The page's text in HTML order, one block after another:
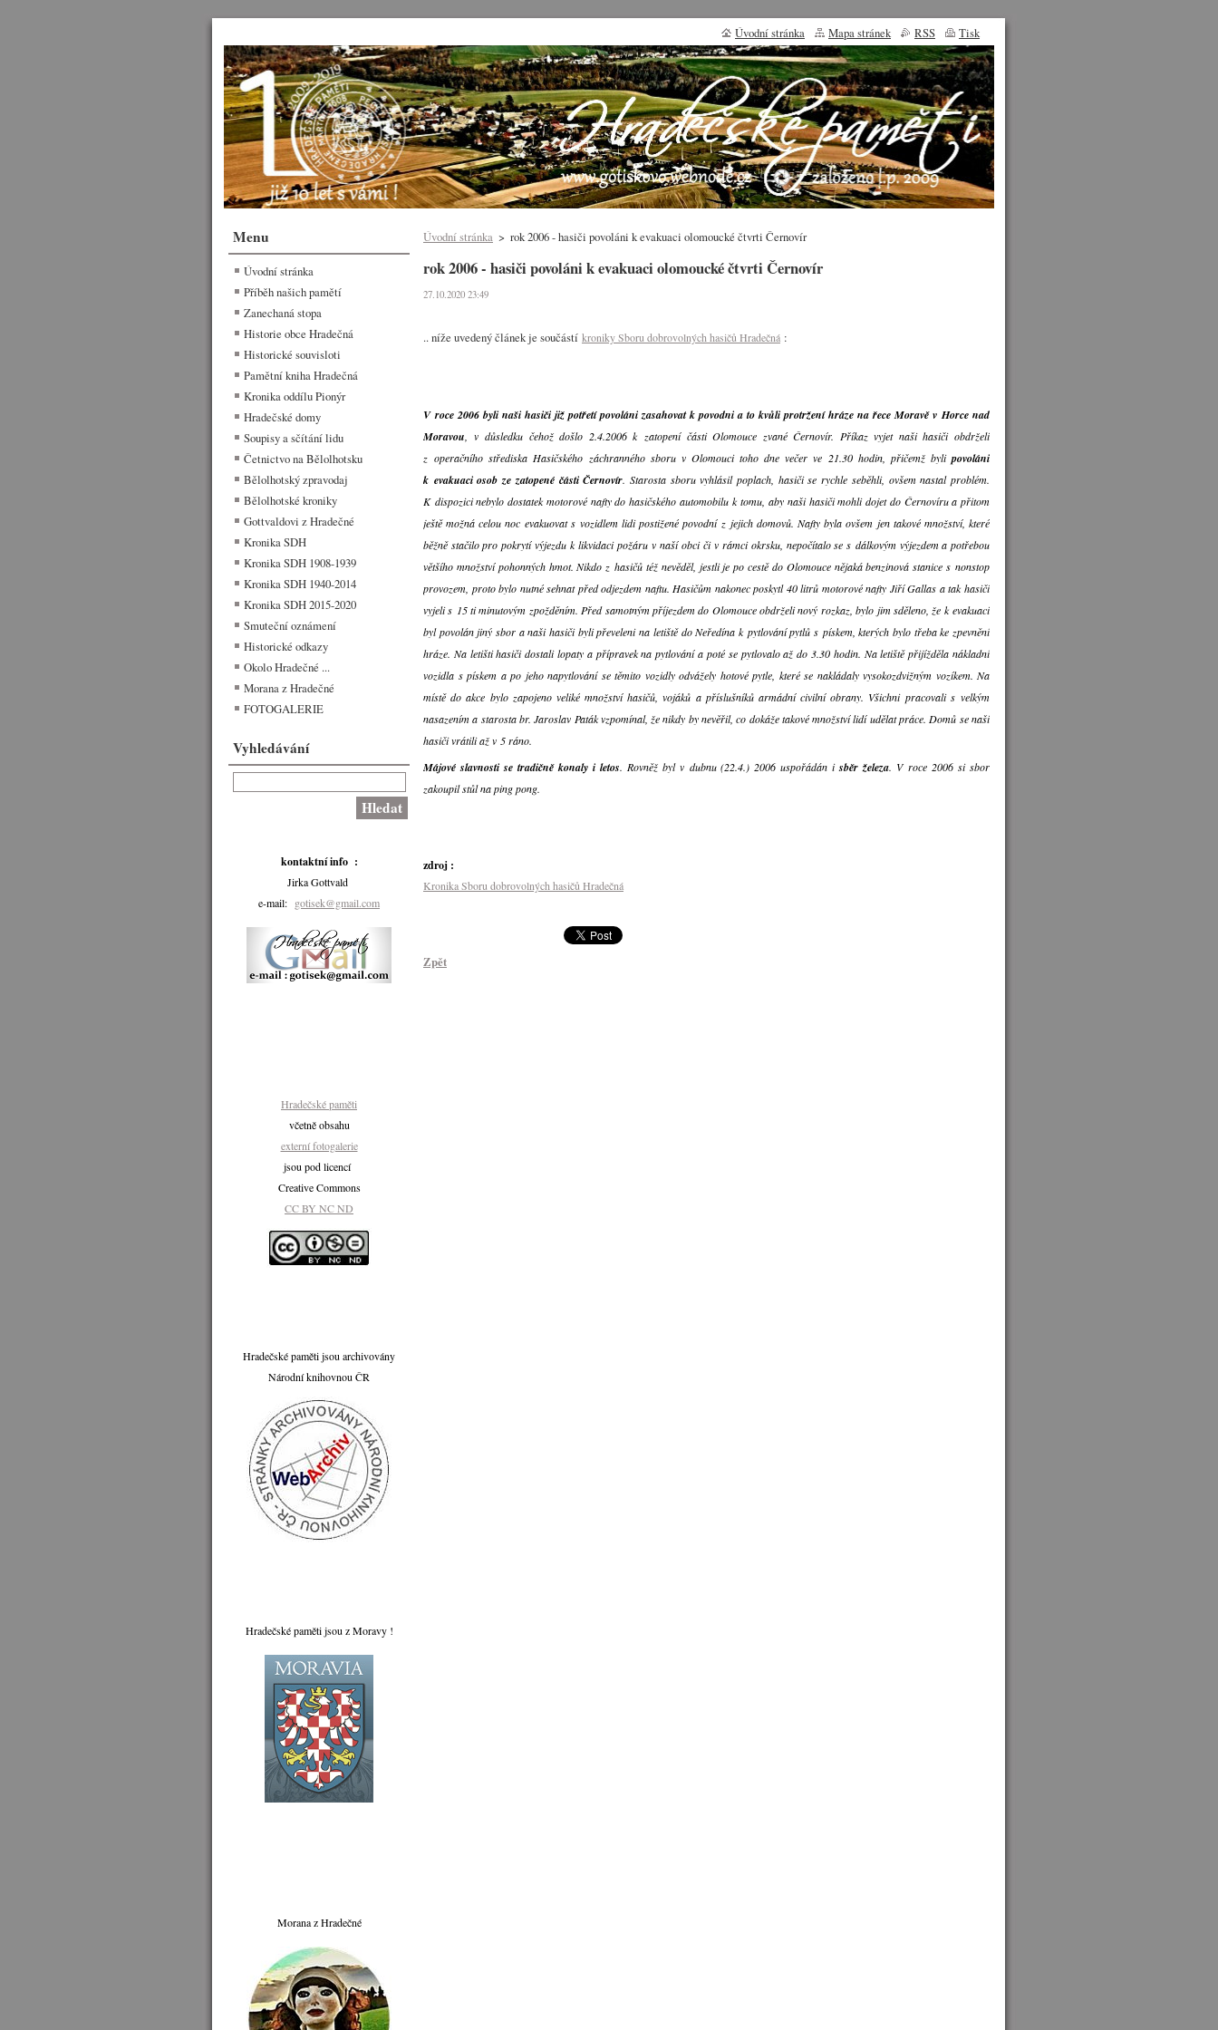
Úvodní stránka > rok 2006 - hasiči povoláni k evakuaci olomoucké čtvrti Černovír
rok 2006 - hasiči povoláni k evakuaci olomoucké čtvrti Černovír
27.10.2020 23:49
.. níže uvedený článek je součástí kroniky Sboru dobrovolných hasičů Hradečná :
V roce 2006 byli naši hasiči již potřetí povoláni zasahovat k povodni a to kvůli protržení hráze na řece Moravě v Horce nad
Moravou , v důsledku čehož došlo 2.4.2006 k zatopení části Olomouce zvané Černovír. Příkaz vyjet naši hasiči obdrželi
z operačního střediska Hasičského záchranného sboru v Olomouci toho dne večer ve 21.30 hodin, přičemž byli povoláni
k evakuaci osob ze zatopené části Černovír. Starosta sboru vyhlásil poplach, hasiči se rychle seběhli, ovšem nastal problém.
K dispozici nebylo dostatek motorové nafty do hasičského automobilu k tomu, aby naši hasiči mohli dojet do Černovíru a přitom
ještě možná celou noc evakuovat s vozidlem lidi postižené povodní z jejich domovů. Nafty byla ovšem jen takové množství, které
běžně stačilo pro pokrytí výjezdu k likvidaci požáru v naší obci či v rámci okrsku, nepočítalo se s dálkovým výjezdem a potřebou
většího množství pohonných hmot. Nikdo z hasičů též nevěděl, jestli je po cestě do Olomouce nějaká benzinová stanice s nonstop
provozem, proto bylo nutné sehnat před odjezdem naftu. Hasičům nakonec poskytl 40 litrů motorové nafty Jiří Gallas a tak hasiči
vyjeli s 15 ti minutovým zpožděním. Před samotným příjezdem do Olomouce obdrželi nový rozkaz, bylo jim sděleno, že k evakuaci
byl povolán jiný sbor a naši hasiči byli převeleni na letiště do Neředína k pytlování pytlů s pískem, kterých bylo třeba ke zpevnění
hráze. Na letišti hasiči dostali lopaty a přípravek na pytlování a poté se pytlovalo až do 3.30 hodin. Na letiště přijížděla nákladní
vozidla s pískem a po jeho napytlování se těmito vozidly odvážely hotové pytle, které se nakládaly vysokozdvižným vozíkem. Na
místě do akce bylo zapojeno veliké množství hasičů, vojáků a příslušníků armádní civilní obrany. Všichni pracovali s velkým
nasazením a starosta br. Jaroslav Paták vzpomínal, že nikdy by nevěřil, co dokáže takové množství lidí udělat práce. Domů se naši
hasiči vrátili až v 5 ráno.
Májové slavnosti se tradičně konaly i letos. Rovněž byl v dubnu (22.4.) 2006 uspořádán isběr železa. V roce 2006 si sbor
zakoupil stůl na ping pong.
zdroj :
Kronika Sboru dobrovolných hasičů Hradečná
Zpět
Menu
Úvodní stránka
Příběh našich pamětí
Zanechaná stopa
Historie obce Hradečná
Historické souvisloti
Pamětní kniha Hradečná
Kronika oddílu Pionýr
Hradečské domy
Soupisy a sčítání lidu
Četnictvo na Bělolhotsku
Bělolhotský zpravodaj
Bělolhotské kroniky
Gottvaldovi z Hradečné
Kronika SDH
Kronika SDH 1908-1939
Kronika SDH 1940-2014
Kronika SDH 2015-2020
Smuteční oznámení
Historické odkazy
Okolo Hradečné ...
Morana z Hradečné
FOTOGALERIE
Vyhledávání
kontaktní info :
Jirka Gottvald
e-mail: gotisek@gmail.com
Hradečské paměti
včetně obsahu
externí fotogalerie
jsou pod licencí
Creative Commons
CC BY NC ND
Hradečské paměti jsou archivovány
Národní knihovnou ČR
Hradečské paměti jsou z Moravy !
Morana z Hradečné
Úvodní stránka Mapa stránek RSS Tisk